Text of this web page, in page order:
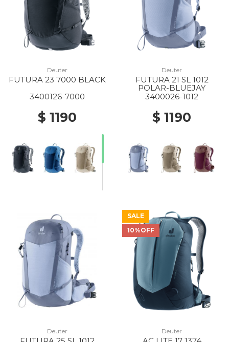
Deuter
FUTURA 23 7000 BLACK
3400126-7000
$ 1190
Deuter
FUTURA 21 SL 1012
POLAR-BLUEJAY
3400026-1012
$ 1190
Deuter
SALE
10%OFF
Deuter